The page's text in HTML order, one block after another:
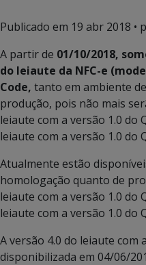
Publicado em 19 abr 2018 •
A partir de 01/10/2018,
do leiaute da NFC-e
Code, tanto em ambiente
produção, pois não mais
leiaute com a versão 1.0 do
leiaute com a versão 1.0 do
Atualmente estão
homologação quanto de
leiaute com a versão 1.0 do
leiaute com a versão 1.0 do
A versão 4.0 do leiaute com
disponibilizada em 04/06/